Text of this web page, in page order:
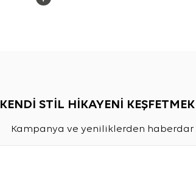
KENDİ STİL HİKAYENİ
Kampanya ve yeniliklerden haberdar